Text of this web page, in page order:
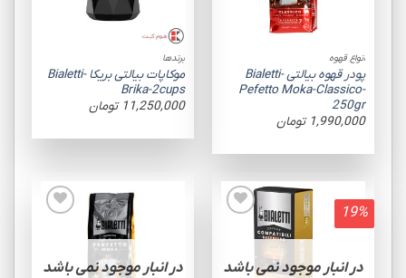
انواع قهوه
پودر قهوه بیالتی Bialetti-
Pefetto Moka-Classico-
250gr
1,990,000 تومان
برندها
موکاپات بیالتی بریکا Bialetti-
Brika-2cups
11,250,000 تومان
19%
Add to
wishlist
در انبار موجود نمی باشد در انبار موجود نمی باشد